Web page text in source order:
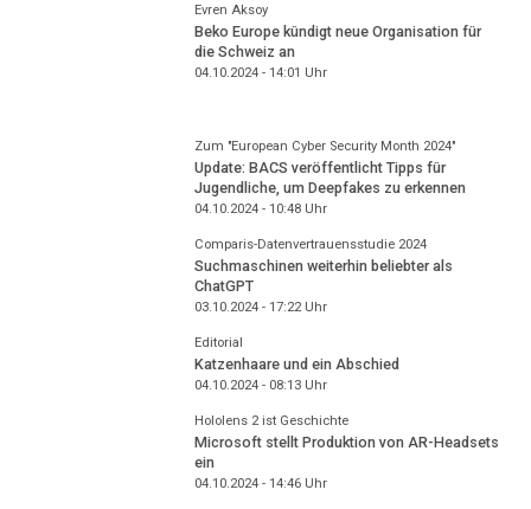
Evren Aksoy
Beko Europe kündigt neue Organisation für
die Schweiz an
04.10.2024 - 14:01 Uhr
Zum "European Cyber Security Month 2024"
Update: BACS veröffentlicht Tipps für
Jugendliche, um Deepfakes zu erkennen
04.10.2024 - 10:48Uhr
Comparis-Datenvertrauensstudie 2024
Suchmaschinen weiterhin beliebter als
ChatGPT
03.10.2024 - 17:22Uhr
Editorial
Katzenhaare und ein Abschied
04.10.2024 - 08:13Uhr
Hololens 2 ist Geschichte
Microsoft stellt Produktion von AR-Headsets
ein
04.10.2024 - 14:46Uhr